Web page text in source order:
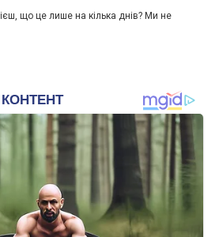
що це лише на кілька днів? Ми не